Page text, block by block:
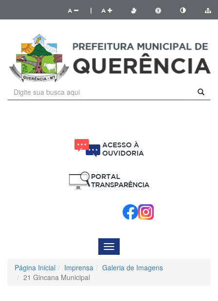
A A
Menu
de
Navegação
Página Inicial Imprensa
Galeria de Imagens
21 Gincana Municipal